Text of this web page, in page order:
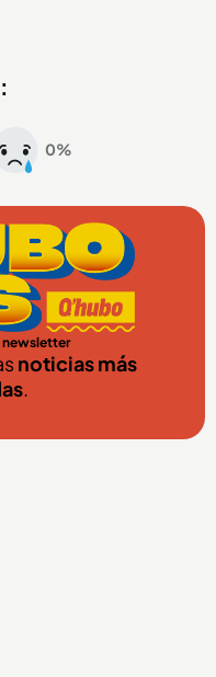
0%
newsletter
noticias más
.